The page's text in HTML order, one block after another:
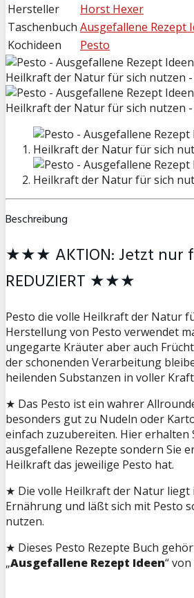
Hersteller
Horst Hexer
Taschenbuch Ausgefallene Rezept
Kochideen
Pesto
Beschreibung
★★★ AKTION: Jetzt nur
REDUZIERT ★★★
Pesto die volle Heilkraft der Natur
Herstellung von Pesto verwendet
ungegarte Kräuter aber auch
der schonenden Verarbeitung
heilenden Substanzen in voller
★ Das Pesto ist ein wahrer
besonders gut zu Nudeln oder
einfach zuzubereiten. Hier erhalten
ausgefallene Rezepte sondern Sie
Heilkraft das jeweilige Pesto hat.
★ Die volle Heilkraft der Natur liegt
Ernährung und läßt sich mit Pesto
nutzen.
★ Dieses Pesto Rezepte Buch
„Ausgefallene Rezept Ideen“